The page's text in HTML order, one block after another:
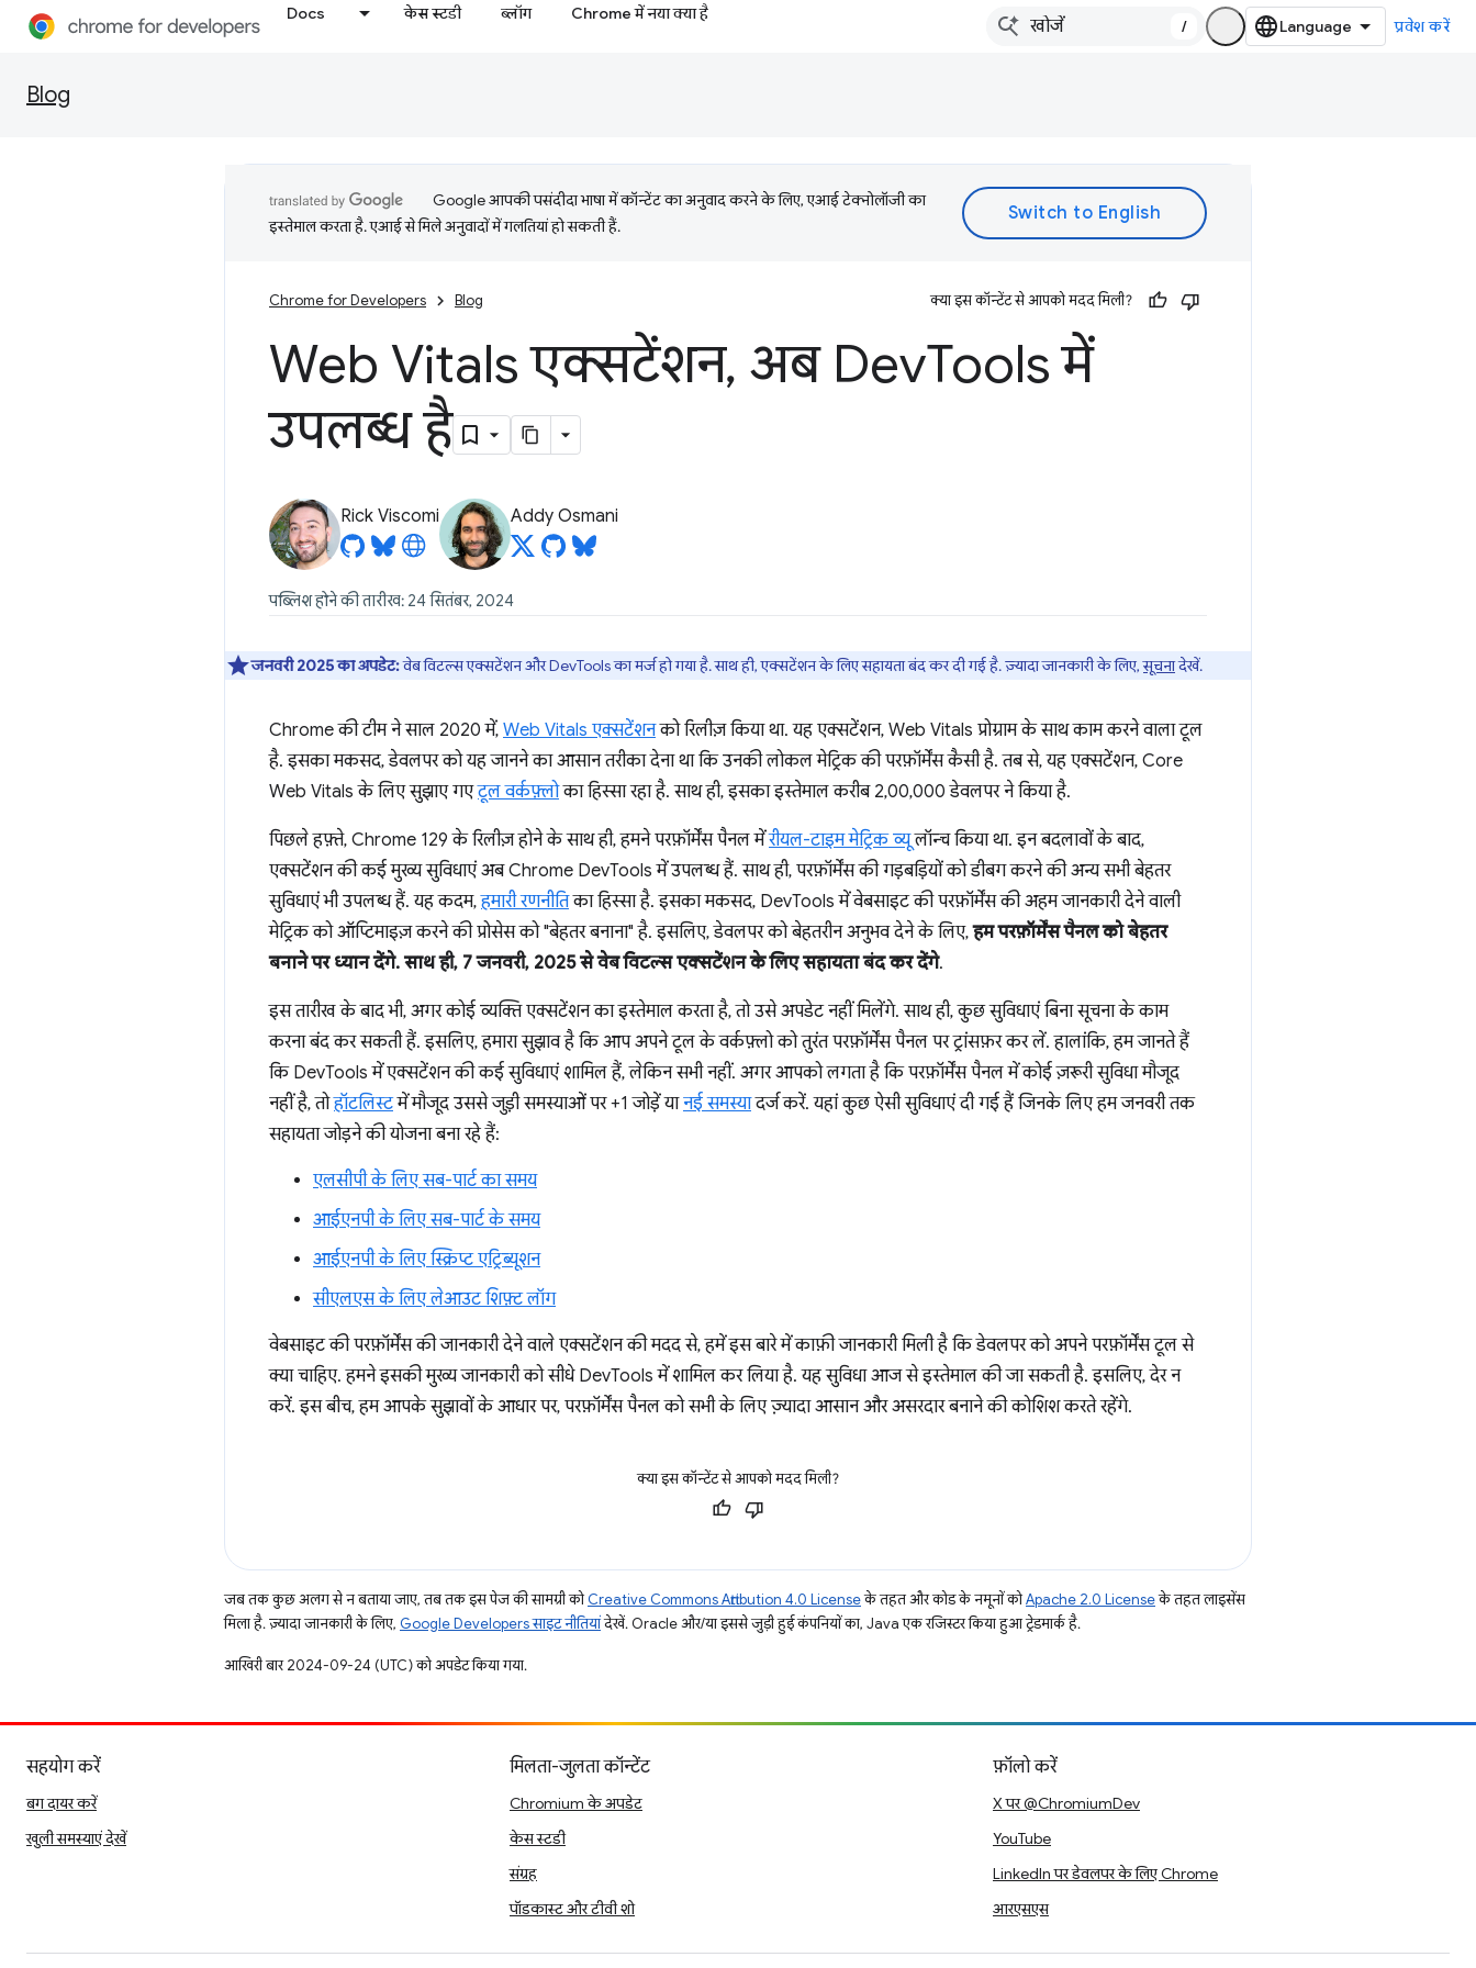
Docs केस स्टडी ब्लॉग Chrome में नया क्या है
/ प्रवेश करें
Blog
Google आपकी पसंदीदा भाषा में कॉन्टेंट का अनुवाद करने के लिए, एआई टेक्नोलॉजी का
इस्तेमाल करता है. एआई से मिले अनुवादों में गलतियां हो सकती हैं.
Chrome for Developers Blog क्या इस कॉन्टेंट से आपको मदद मिली?
Web Vitals एक्सटेंशन, अब DevTools में
उपलब्ध है
Rick Viscomi Addy Osmani
पब्लिश होने की तारीख: 24 सितंबर, 2024
जनवरी 2025 का अपडेट:वेब विटल्स एक्सटेंशन और DevTools का मर्ज हो गया है. साथ ही, एक्सटेंशन के लिए सहायता बंद कर दी गई है. ज़्यादा जानकारी के लिए,सूचनादेखें.
Chrome की टीम ने साल 2020 में, Web Vitals एक्सटेंशनको रिलीज़ किया था. यह एक्सटेंशन, Web Vitals प्रोग्राम के साथ काम करने वाला टूल
है. इसका मकसद, डेवलपर को यह जानने का आसान तरीका देना था कि उनकी लोकल मेट्रिक की परफ़ॉर्मेंस कैसी है. तब से, यह एक्सटेंशन, Core
Web Vitals के लिए सुझाए गएटूल वर्कफ़्लोका हिस्सा रहा है. साथ ही, इसका इस्तेमाल करीब 2,00,000 डेवलपर ने किया है.
पिछले हफ़्ते, Chrome 129 के रिलीज़ होने के साथ ही, हमने परफ़ॉर्मेंस पैनल मेंरीयल-टाइम मेट्रिक व्यूलॉन्च किया था. इन बदलावों के बाद,
एक्सटेंशन की कई मुख्य सुविधाएं अब Chrome DevTools में उपलब्ध हैं. साथ ही, परफ़ॉर्मेंस की गड़बड़ियों को डीबग करने की अन्य सभी बेहतर
सुविधाएं भी उपलब्ध हैं. यह कदम,हमारी रणनीतिका हिस्सा है. इसका मकसद, DevTools में वेबसाइट की परफ़ॉर्मेंस की अहम जानकारी देने वाली
मेट्रिक को ऑप्टिमाइज़ करने की प्रोसेस को "बेहतर बनाना" है. इसलिए, डेवलपर को बेहतरीन अनुभव देने के लिए,हम परफ़ॉर्मेंस पैनल को बेहतर
बनाने पर ध्यान देंगे. साथ ही, 7 जनवरी, 2025 से वेब विटल्स एक्सटेंशन के लिए सहायता बंद कर देंगे.
इस तारीख के बाद भी, अगर कोई व्यक्ति एक्सटेंशन का इस्तेमाल करता है, तो उसे अपडेट नहीं मिलेंगे. साथ ही, कुछ सुविधाएं बिना सूचना के काम
करना बंद कर सकती हैं. इसलिए, हमारा सुझाव है कि आप अपने टूल के वर्कफ़्लो को तुरंत परफ़ॉर्मेंस पैनल पर ट्रांसफ़र कर लें. हालांकि, हम जानते हैं
कि DevTools में एक्सटेंशन की कई सुविधाएं शामिल हैं, लेकिन सभी नहीं. अगर आपको लगता है कि परफ़ॉर्मेंस पैनल में कोई ज़रूरी सुविधा मौजूद
नहीं है, तोहॉटलिस्टमें मौजूद उससे जुड़ी समस्याओं पर +1 जोड़ें यानई समस्यादर्ज करें. यहां कुछ ऐसी सुविधाएं दी गई हैं जिनके लिए हम जनवरी तक
सहायता जोड़ने की योजना बना रहे हैं:
एलसीपी के लिए सब-पार्ट का समय
आईएनपी के लिए सब-पार्ट के समय
आईएनपी के लिए स्क्रिप्ट एट्रिब्यूशन
सीएलएस के लिए लेआउट शिफ़्ट लॉग
वेबसाइट की परफ़ॉर्मेंस की जानकारी देने वाले एक्सटेंशन की मदद से, हमें इस बारे में काफ़ी जानकारी मिली है कि डेवलपर को अपने परफ़ॉर्मेंस टूल से
क्या चाहिए. हमने इसकी मुख्य जानकारी को सीधे DevTools में शामिल कर लिया है. यह सुविधा आज से इस्तेमाल की जा सकती है. इसलिए, देर न
करें. इस बीच, हम आपके सुझावों के आधार पर, परफ़ॉर्मेंस पैनल को सभी के लिए ज़्यादा आसान और असरदार बनाने की कोशिश करते रहेंगे.
क्या इस कॉन्टेंट से आपको मदद मिली?
जब तक कुछ अलग से न बताया जाए, तब तक इस पेज की सामग्री कोCreative Commons Attribution 4.0 Licenseके तहत और कोड के नमूनों कोApache 2.0 Licenseके तहत लाइसेंस
मिला है. ज़्यादा जानकारी के लिए, Google Developers साइट नीतियांदेखें. Oracle और/या इससे जुड़ी हुई कंपनियों का, Java एक रजिस्टर किया हुआ ट्रेडमार्क है.
आखिरी बार 2024-09-24 (UTC) को अपडेट किया गया.
सहयोग करें
बग दायर करें
खुली समस्याएं देखें
मिलता-जुलता कॉन्टेंट
Chromium के अपडेट
केस स्टडी
संग्रह
पॉडकास्ट और टीवी शो
फ़ॉलो करें
X पर @ChromiumDev
YouTube
LinkedIn पर डेवलपर के लिए Chrome
आरएसएस